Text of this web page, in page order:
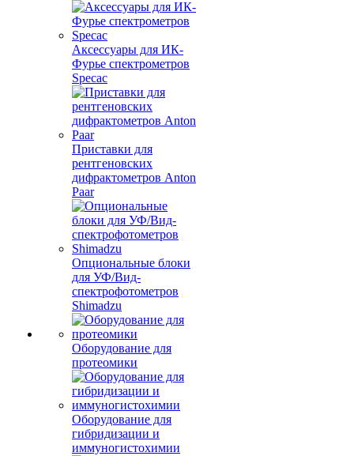
Аксессуары для ИК-
Фурье спектрометров
Specac
Приставки для
рентгеновских
дифрактометров Anton
Paar
Опциональные блоки
для УФ/Вид-
спектрофотометров
Shimadzu
Оборудование для
протеомики
Оборудование для
гибридизации и
иммуногистохимии